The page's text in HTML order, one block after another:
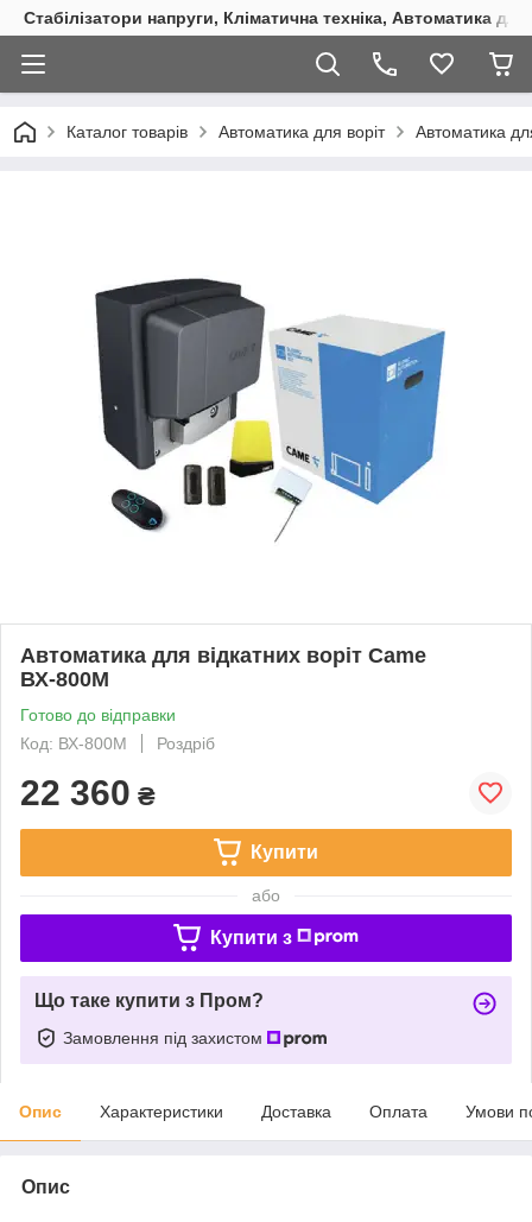
Стабілізатори напруги, Кліматична техніка, Автоматика
Каталог товарів Автоматика для воріт Автоматика
Автоматика для відкатних воріт Came
ВХ-800М
Готово до відправки
Код: ВХ-800М
Роздріб
22 360 ₴
Купити
або
Купити з
Що таке купити з Пром?
Замовлення під захистом
Опис Характеристики Доставка Оплата Умови
Опис